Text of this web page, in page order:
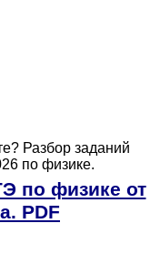
Разбор заданий
по физике.
по физике от
PDF